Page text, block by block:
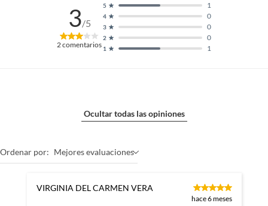
3/5
2comentarios 1 1
2 0
3 0
4 0
5 1
Ocultar todas las opiniones
Ordenar por: Mejores evaluaciones
VIRGINIA DEL CARMEN VERA
hace 6 meses